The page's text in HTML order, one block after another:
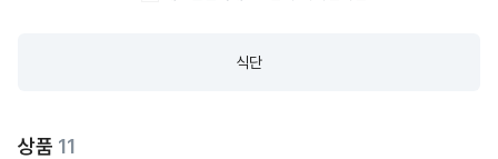
식단
상품 11